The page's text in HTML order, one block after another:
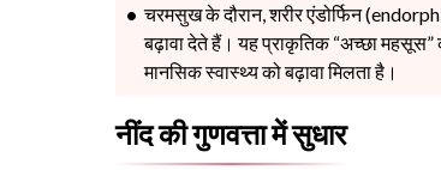
चरमसुख के दौरान, शरीर एंडोर्फिन
बढ़ावा देते हैं। यह प्राकृतिक “अच्छा
मानसिक स्वास्थ्य को बढ़ावा मिलता है।
नींद की गुणवत्ता में सुधार